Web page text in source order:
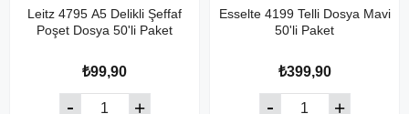
Leitz 4795 A5 Delikli Şeffaf
Poşet Dosya 50'li Paket
₺99,90
Esselte 4199 Telli Dosya Mavi
50'li Paket
₺399,90